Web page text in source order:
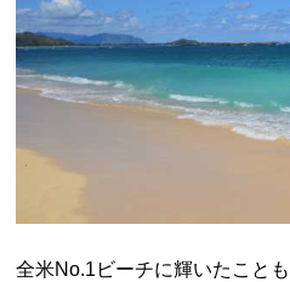
全米No.1ビーチに輝いたこと